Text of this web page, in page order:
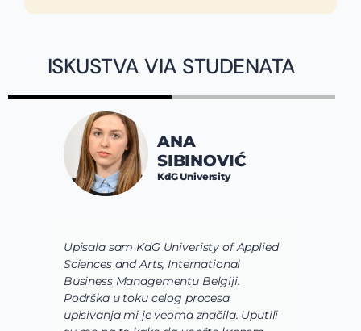
ISKUSTVA VIA STUDENATA
Upisala sam KdG Univeristy of Applied
Sciences and Arts, International
Business Managementu Belgiji.
Podrška u toku celog procesa
upisivanja mi je veoma značila. Uputili
ANA
SIBINOVIĆ
KdG University